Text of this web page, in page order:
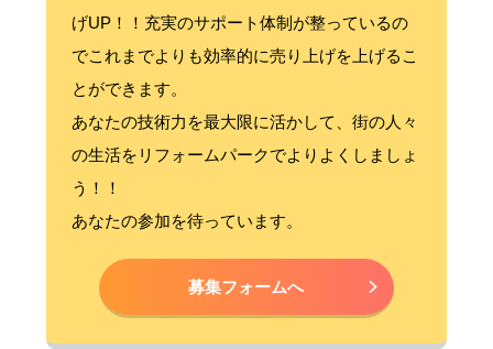
げUP！！充実のサポート体制が整っているの
でこれまでよりも効率的に売り上げを上げるこ
とができます。
あなたの技術力を最大限に活かして、街の人々
の生活をリフォームパークでよりよくしましょ
う！！
あなたの参加を待っています。
募集フォームへ